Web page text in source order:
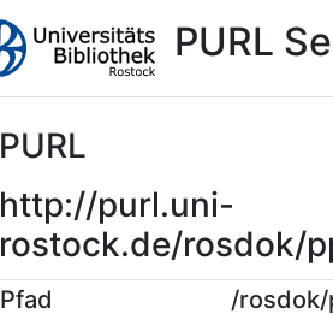
PURL
PURL
http://purl.uni-
rostock.de/rosdok/
Pfad
/